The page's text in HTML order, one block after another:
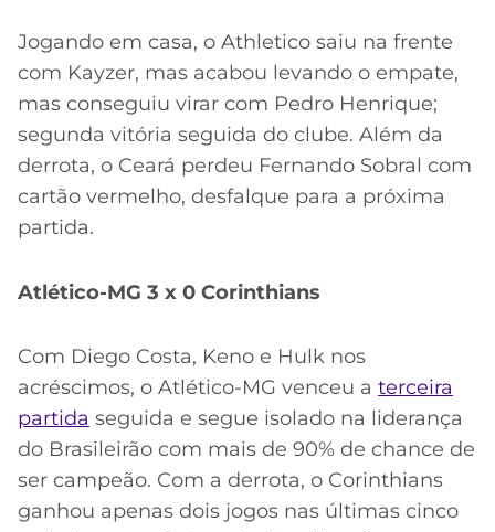
Jogando em casa, o Athletico saiu na frente
com Kayzer, mas acabou levando o empate,
mas conseguiu virar com Pedro Henrique;
segunda vitória seguida do clube. Além da
derrota, o Ceará perdeu Fernando Sobral com
cartão vermelho, desfalque para a próxima
partida.
Atlético-MG 3 x 0 Corinthians
Com Diego Costa, Keno e Hulk nos
acréscimos, o Atlético-MG venceu a terceira
partida seguida e segue isolado na liderança
do Brasileirão com mais de 90% de chance de
ser campeão. Com a derrota, o Corinthians
ganhou apenas dois jogos nas últimas cinco